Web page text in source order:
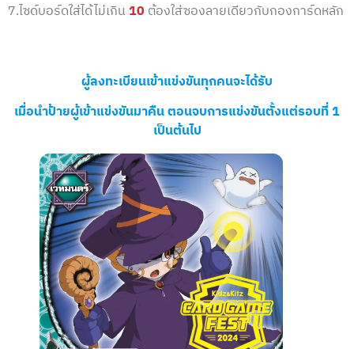
7.ไซด์บอร์ดใส่ได้ไม่เกิน10 ต้องใส่ซองลายเดียวกับกองการ์ดหลัก
ผู้ลงทะเบียนเข้าแข่งขันทุกคนจะได้รับ
เมื่อนำป้ายผู้เข้าแข่งขันมาคืน ตอนจบการแข่งขันตั้งแต่รอบที่ 1
เป็นต้นไป